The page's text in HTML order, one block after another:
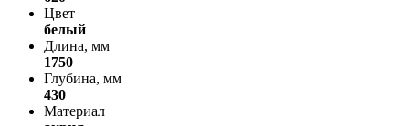
Цвет
белый
Длина, мм
1750
Глубина, мм
430
Материал